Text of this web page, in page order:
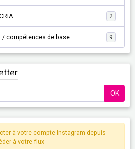
2
/ compétences de base 9
OK
à votre compte Instagram depuis
à votre flux